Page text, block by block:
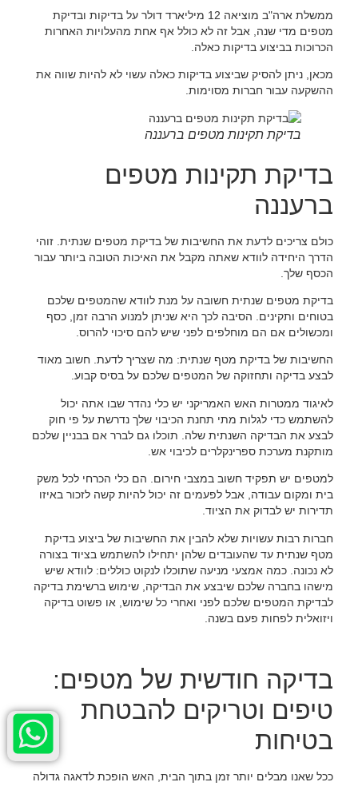
ממשלת ארה"ב מוציאה 12 מיליארד דולר על בדיקות ובדיקת
מטפים מדי שנה, אבל זה לא כולל אף אחת מהעלויות האחרות
הכרוכות בביצוע בדיקות כאלה.
מכאן, ניתן להסיק שביצוע בדיקות כאלה עשוי לא להיות שווה את
ההשקעה עבור חברות מסוימות.
בדיקת תקינות מטפים ברעננה
בדיקת תקינות מטפים
ברעננה
כולם צריכים לדעת את החשיבות של בדיקת מטפים שנתית. זוהי
הדרך היחידה לוודא שאתה מקבל את האיכות הטובה ביותר עבור
הכסף שלך.
בדיקת מטפים שנתית חשובה על מנת לוודא שהמטפים שלכם
בטוחים ותקינים. הסיבה לכך היא שניתן למנוע הרבה זמן, כסף
ומכשולים אם הם מוחלפים לפני שיש להם סיכוי להרוס.
החשיבות של בדיקת מטף שנתית: מה שצריך לדעת. חשוב מאוד
לבצע בדיקה ותחזוקה של המטפים שלכם על בסיס קבוע.
לאיגוד ממטרות האש האמריקני יש כלי נהדר שבו אתה יכול
להשתמש כדי לגלות מתי תחנת הכיבוי שלך נדרשת על פי חוק
לבצע את הבדיקה השנתית שלה. תוכלו גם לברר אם בבניין שלכם
מותקנת מערכת ספרינקלרים לכיבוי אש.
למטפים יש תפקיד חשוב במצבי חירום. הם כלי הכרחי לכל משק
בית ומקום עבודה, אבל לפעמים זה יכול להיות קשה לזכור באיזו
תדירות יש לבדוק את הציוד.
חברות רבות עשויות שלא להבין את החשיבות של ביצוע בדיקת
מטף שנתית עד שהעובדים שלהן יתחילו להשתמש בציוד בצורה
לא נכונה. כמה אמצעי מניעה שתוכלו לנקוט כוללים: לוודא שיש
מישהו בחברה שלכם שיבצע את הבדיקה, שימוש ברשימת בדיקה
לבדיקת המטפים שלכם לפני ואחרי כל שימוש, או פשוט בדיקה
ויזואלית לפחות פעם בשנה.
בדיקה חודשית של מטפים:
טיפים וטריקים להבטחת
בטיחות
ככל שאנו מבלים יותר זמן בתוך הבית, האש הופכת לדאגה גדולה